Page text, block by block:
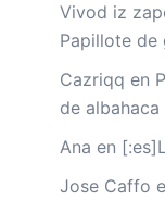
Vivod iz
Papillote de
Cazriqq en
de albahaca
Ana en
Jose Caffo